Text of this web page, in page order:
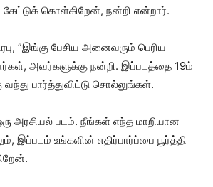
கொள்கிறேன், நன்றி என்றார்.
”இங்கு பேசிய அனைவரும் பெரிய
அவர்களுக்கு நன்றி. இப்படத்தை 19ம்
வந்து பார்த்துவிட்டு சொல்லுங்கள்.
அரசியல் படம். நீங்கள் எந்த மாறியான
இப்படம் உங்களின் எதிர்பார்ப்பை பூர்த்தி